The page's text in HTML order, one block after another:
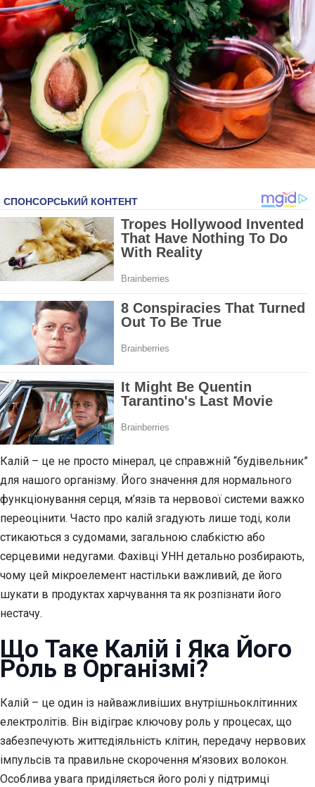
Калій – це не просто мінерал, це справжній “будівельник”
для нашого організму. Його значення для нормального
функціонування серця, м’язів та нервової системи важко
переоцінити. Часто про калій згадують лише тоді, коли
стикаються з судомами, загальною слабкістю або
серцевими недугами. Фахівці УНН детально розбирають,
чому цей мікроелемент настільки важливий, де його
шукати в продуктах харчування та як розпізнати його
нестачу.
Що Таке Калій і Яка Його
Роль в Організмі?
Калій – це один із найважливіших внутрішньоклітинних
електролітів. Він відіграє ключову роль у процесах, що
забезпечують життєдіяльність клітин, передачу нервових
імпульсів та правильне скорочення м’язових волокон.
Особлива увага приділяється його ролі у підтримці